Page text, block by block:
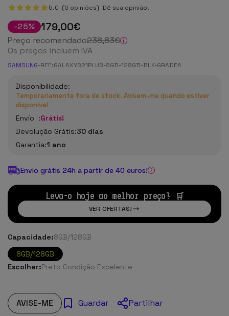
5.0 (0 opiniões) Dê sua opinião!
-25% 179,00€
Preço recomendado238,83€
Os preços incluem IVA
SAMSUNG-REF:GALAXYS21PLUS-8GB-128GB-BLK-GRADEA
Disponibilidade:
Temporariamente fora de stock. Avisem-me quando estiver
disponível
Envío :Grátis!
Devolução Grátis:30 dias
Garantia:1 ano
Envio grátis 24h a partir de 40 euros!
Leva-o hoje ao melhor preço! 🛒
VER OFERTAS!
Capacidade:8GB/128GB
8GB/128GB
Escolher:Preto Condição Excelente
AVISE-ME Guardar Partilhar